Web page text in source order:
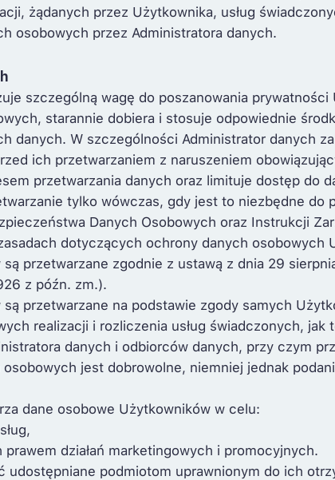
żądanych przez Użytkownika, usług
osobowych przez Administratora danych.
szczególną wagę do poszanowania
starannie dobiera i stosuje odpowiednie
danych. W szczególności Administrator danych
ich przetwarzaniem z naruszeniem
przetwarzania danych oraz limituje dostęp do
tylko wówczas, gdy jest to niezbędne do
Danych Osobowych oraz Instrukcji
dotyczących ochrony danych osobowych
przetwarzane zgodnie z ustawą z dnia 29
z późn. zm.).
przetwarzane na podstawie zgody samych
realizacji i rozliczenia usług świadczonych,
danych i odbiorców danych, przy czym
jest dobrowolne, niemniej jednak
dane osobowe Użytkowników w celu:
działań marketingowych i promocyjnych.
udostępniane podmiotom uprawnionym do ich